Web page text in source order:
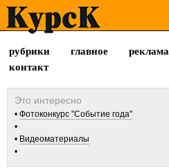
рубрики главное реклама
контакт
Фотоконкурс "Событие года"
Видеоматериалы